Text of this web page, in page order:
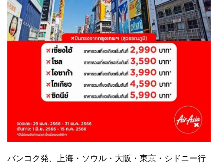
バンコク発、上海・ソウル・大阪・東京・シドニー行